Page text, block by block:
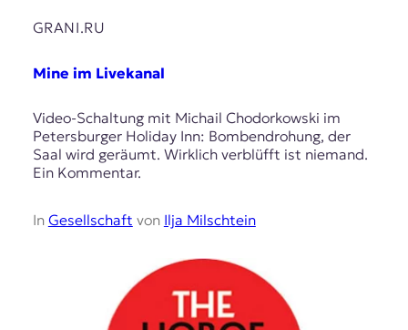
GRANI.RU
Mine im Livekanal
Video-Schaltung mit Michail Chodorkowski im
Petersburger Holiday Inn: Bombendrohung, der
Saal wird geräumt. Wirklich verblüfft ist niemand.
Ein Kommentar.
In Gesellschaft von Ilja Milschtein